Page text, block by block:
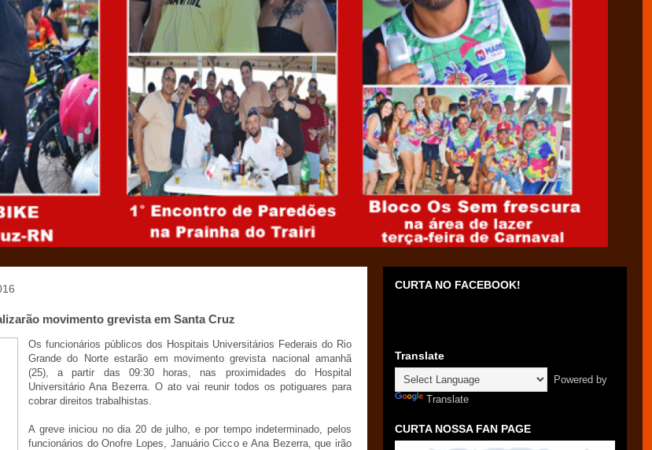
movimento grevista em Santa Cruz
Os funcionários públicos dos Hospitais Universitários Federais do Rio
Grande do Norte estarão em movimento grevista nacional amanhã
(25), a partir das 09:30 horas, nas proximidades do Hospital
Universitário Ana Bezerra. O ato vai reunir todos os potiguares para
cobrar direitos trabalhistas.
A greve iniciou no dia 20 de julho, e por tempo indeterminado, pelos
funcionários do Onofre Lopes, Januário Cicco e Ana Bezerra, que irão
CURTA NO FACEBOOK!
Translate
Powered by
Translate
CURTA NOSSA FAN PAGE